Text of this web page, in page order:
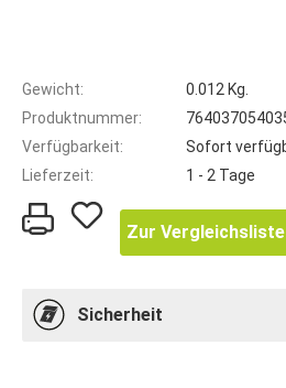
Gewicht:
0.012 Kg.
Produktnummer:
Verfügbarkeit:
Sofort
Lieferzeit:
1 - 2 Tage
Zur
Sicherheit